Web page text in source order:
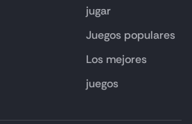
jugar
Juegos populares
Los mejores
juegos